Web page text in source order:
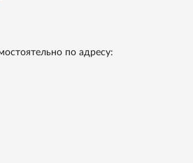
по адресу: